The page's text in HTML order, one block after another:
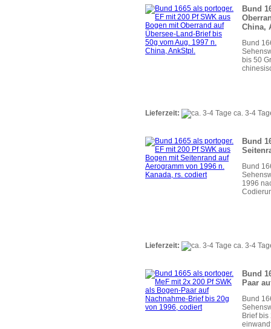
Bund
China,
Bund
bis 50
Lieferzeit: ca. 3-4
Bund
Bund
1996
Lieferzeit: ca. 3-4
Bund
Paar
Bund
Brief bis